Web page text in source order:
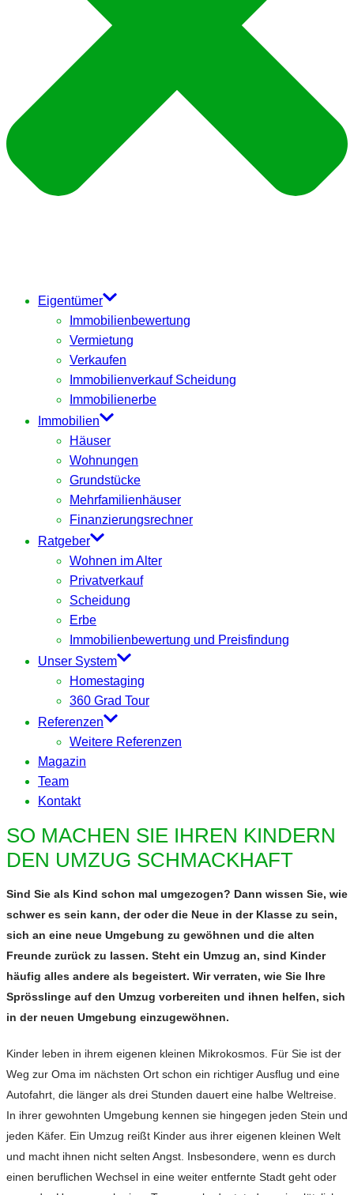
Eigentümer
Immobilienbewertung
Vermietung
Verkaufen
Immobilienverkauf Scheidung
Immobilienerbe
Immobilien
Häuser
Wohnungen
Grundstücke
Mehrfamilienhäuser
Finanzierungsrechner
Ratgeber
Wohnen im Alter
Privatverkauf
Scheidung
Erbe
Immobilienbewertung und Preisfindung
Unser System
Homestaging
360 Grad Tour
Referenzen
Weitere Referenzen
Magazin
Team
Kontakt
SO MACHEN SIE IHREN KINDERN
DEN UMZUG SCHMACKHAFT
Sind Sie als Kind schon mal umgezogen? Dann wissen Sie, wie
schwer es sein kann, der oder die Neue in der Klasse zu sein,
sich an eine neue Umgebung zu gewöhnen und die alten
Freunde zurück zu lassen. Steht ein Umzug an, sind Kinder
häufig alles andere als begeistert. Wir verraten, wie Sie Ihre
Sprösslinge auf den Umzug vorbereiten und ihnen helfen, sich
in der neuen Umgebung einzugewöhnen.
Kinder leben in ihrem eigenen kleinen Mikrokosmos. Für Sie ist der
Weg zur Oma im nächsten Ort schon ein richtiger Ausflug und eine
Autofahrt, die länger als drei Stunden dauert eine halbe Weltreise.
In ihrer gewohnten Umgebung kennen sie hingegen jeden Stein und
jeden Käfer. Ein Umzug reißt Kinder aus ihrer eigenen kleinen Welt
und macht ihnen nicht selten Angst. Insbesondere, wenn es durch
einen beruflichen Wechsel in eine weiter entfernte Stadt geht oder